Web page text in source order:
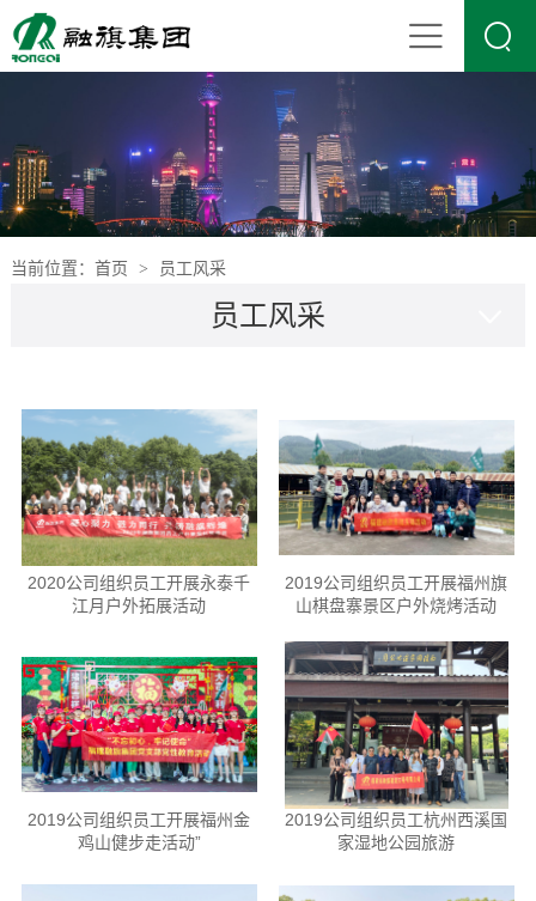

当前位置： 首页 > 员工风采
员工风采
2020公司组织员工开展永泰千
江月户外拓展活动
2019公司组织员工开展福州旗
山棋盘寨景区户外烧烤活动
2019公司组织员工开展福州金
鸡山健步走活动”
2019公司组织员工杭州西溪国
家湿地公园旅游